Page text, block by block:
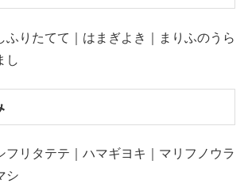
ふりたてて｜はまぎよき｜まりふのうら
し
フリタテテ｜ハマギヨキ｜マリフノウラ
シ